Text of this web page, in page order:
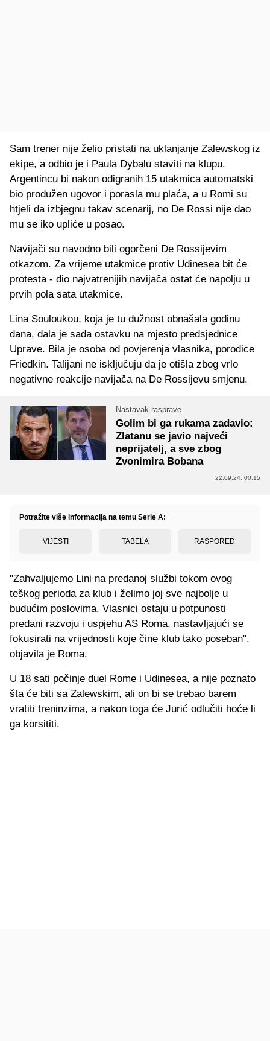
Sam trener nije želio pristati na uklanjanje Zalewskog iz
ekipe, a odbio je i Paula Dybalu staviti na klupu.
Argentincu bi nakon odigranih 15 utakmica automatski
bio produžen ugovor i porasla mu plaća, a u Romi su
htjeli da izbjegnu takav scenarij, no De Rossi nije dao
mu se iko upliće u posao.
Navijači su navodno bili ogorčeni De Rossijevim
otkazom. Za vrijeme utakmice protiv Udinesea bit će
protesta - dio najvatrenijih navijača ostat će napolju u
prvih pola sata utakmice.
Lina Souloukou, koja je tu dužnost obnašala godinu
dana, dala je sada ostavku na mjesto predsjednice
Uprave. Bila je osoba od povjerenja vlasnika, porodice
Friedkin. Talijani ne isključuju da je otišla zbog vrlo
negativne reakcije navijača na De Rossijevu smjenu.
Nastavak rasprave
Golim bi ga rukama zadavio:
Zlatanu se javio najveći
neprijatelj, a sve zbog
Zvonimira Bobana
22.09.24. 00:15
Potražite više informacija na temu Serie A:
VIJESTI TABELA RASPORED
"Zahvaljujemo Lini na predanoj službi tokom ovog
teškog perioda za klub i želimo joj sve najbolje u
budućim poslovima. Vlasnici ostaju u potpunosti
predani razvoju i uspjehu AS Roma, nastavljajući se
fokusirati na vrijednosti koje čine klub tako poseban",
objavila je Roma.
U 18 sati počinje duel Rome i Udinesea, a nije poznato
šta će biti sa Zalewskim, ali on bi se trebao barem
vratiti treninzima, a nakon toga će Jurić odlučiti hoće li
ga korsititi.